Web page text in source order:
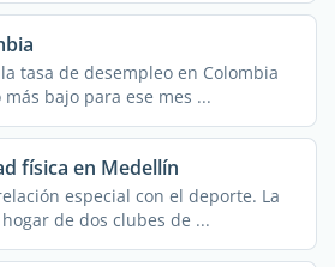
tasa de desempleo en Colombia
bajo para ese mes ...
física en Medellín
especial con el deporte. La
de dos clubes de ...